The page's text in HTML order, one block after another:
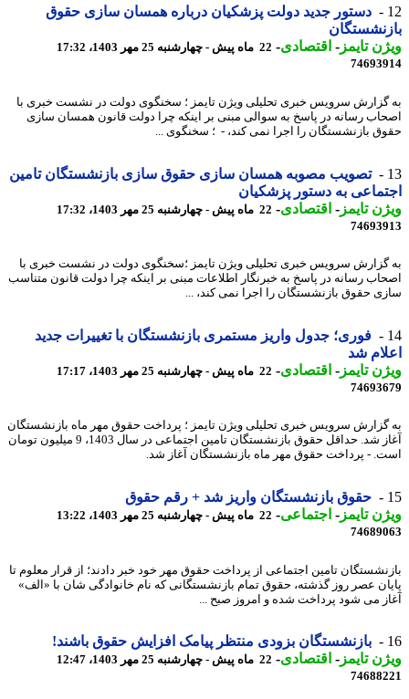
دستور جدید دولت پزشکیان درباره همسان سازی حقوق
تایمز-اقتصادی-22 ماه پیش - چهارشنبه 25 مهر 1403، 17:32
سرویس خبری تحلیلی ویژن تایمز ؛ سخنگوی دولت در نشست خبری با
رسانه در پاسخ به سوالی مبنی بر اینکه چرا دولت قانون همسان سازی
بازنشستگان را اجرا نمی کند، - ؛ سخنگوی ...
تصویب مصوبه همسان سازی حقوق سازی بازنشستگان تامین
به دستور پزشکیان
تایمز-اقتصادی-22 ماه پیش - چهارشنبه 25 مهر 1403، 17:32
سرویس خبری تحلیلی ویژن تایمز ؛سخنگوی دولت در نشست خبری با
رسانه در پاسخ به خبرنگار اطلاعات مبنی بر اینکه چرا دولت قانون متناسب
حقوق بازنشستگان را اجرا نمی کند، ...
فوری؛ جدول واریز مستمری بازنشستگان با تغییرات جدید
شد
تایمز-اقتصادی-22 ماه پیش - چهارشنبه 25 مهر 1403، 17:17
سرویس خبری تحلیلی ویژن تایمز ؛ پرداخت حقوق مهر ماه بازنشستگان
آغاز شد. حداقل حقوق بازنشستگان تامین اجتماعی در سال 1403، 9 میلیون تومان
- پرداخت حقوق مهر ماه بازنشستگان آغاز شد.
حقوق بازنشستگان واریز شد + رقم حقوق
تایمز-اجتماعی-22 ماه پیش - چهارشنبه 25 مهر 1403، 13:22
تامین اجتماعی از پرداخت حقوق مهر خود خبر دادند؛ از قرار معلوم تا
عصر روز گذشته، حقوق تمام بازنشستگانی که نام خانوادگی شان با «الف»
می شود پرداخت شده و امروز صبح ...
بازنشستگان بزودی منتظر پیامک افزایش حقوق باشند!
تایمز-اقتصادی-22 ماه پیش - چهارشنبه 25 مهر 1403، 12:47